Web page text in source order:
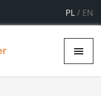
PL/ EN